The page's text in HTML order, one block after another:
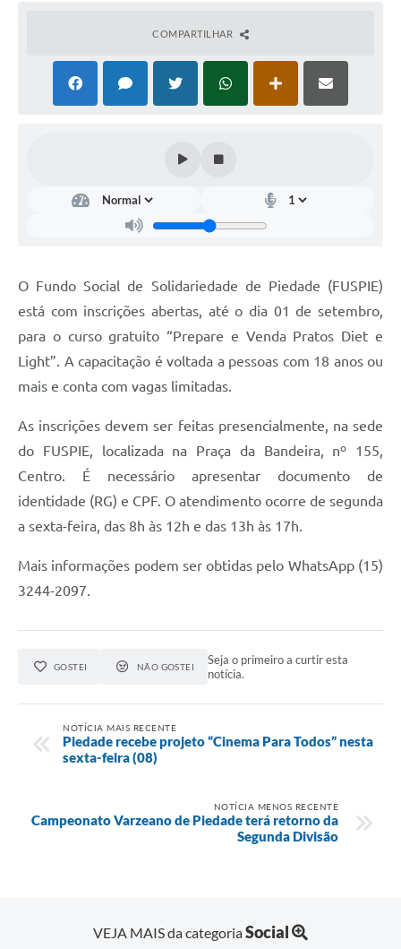
COMPARTILHAR
O Fundo Social de Solidariedade de Piedade (FUSPIE)
está com inscrições abertas, até o dia 01 de setembro,
para o curso gratuito “Prepare e Venda Pratos Diet e
Light”. A capacitação é voltada a pessoas com 18 anos ou
mais e conta com vagas limitadas.
As inscrições devem ser feitas presencialmente, na sede
do FUSPIE, localizada na Praça da Bandeira, nº 155,
Centro. É necessário apresentar documento de
identidade (RG) e CPF. O atendimento ocorre de segunda
a sexta-feira, das 8h às 12h e das 13h às 17h.
Mais informações podem ser obtidas pelo WhatsApp (15)
3244-2097.
GOSTEI NÃO GOSTEI
Seja o primeiro a curtir esta
notícia.
NOTÍCIA MAIS RECENTE
Piedade recebe projeto “Cinema Para Todos” nesta
sexta-feira (08)
NOTÍCIA MENOS RECENTE
Campeonato Varzeano de Piedade terá retorno da
Segunda Divisão
VEJA MAIS da categoriaSocial